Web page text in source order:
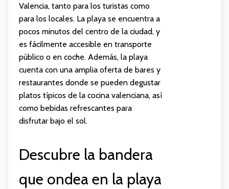
Valencia, tanto para los turistas como
para los locales. La playa se encuentra a
pocos minutos del centro de la ciudad, y
es fácilmente accesible en transporte
público o en coche. Además, la playa
cuenta con una amplia oferta de bares y
restaurantes donde se pueden degustar
platos típicos de la cocina valenciana, así
como bebidas refrescantes para
disfrutar bajo el sol.
Descubre la bandera
que ondea en la playa